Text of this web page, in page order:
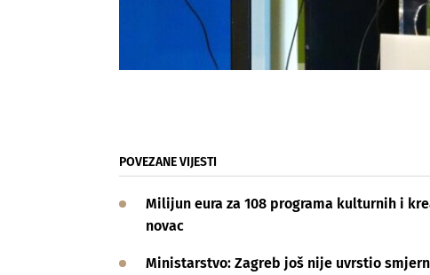
POVEZANE VIJESTI
Milijun eura za 108 programa kulturnih i
novac
Ministarstvo: Zagreb još nije uvrstio